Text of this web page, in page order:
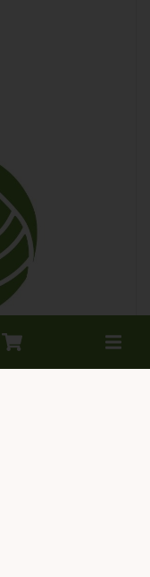
Toggle
cart